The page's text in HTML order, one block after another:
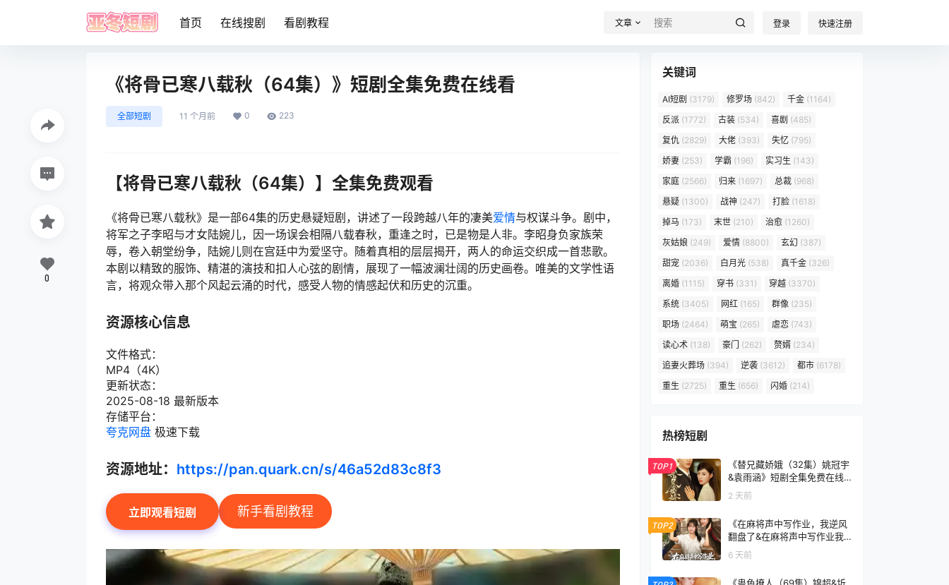
首页 在线搜剧 看剧教程 文章 登录 快速注册
《将骨已寒八载秋（64集）》短剧全集免费在线看
全部短剧 11 个月前 0 223
【将骨已寒八载秋（64集）】全集免费观看
《将骨已寒八载秋》是一部64集的历史悬疑短剧，讲述了一段跨越八年的凄美爱情与权谋斗争。剧中，
将军之子李昭与才女陆婉儿，因一场误会相隔八载春秋，重逢之时，已是物是人非。李昭身负家族荣
辱，卷入朝堂纷争，陆婉儿则在宫廷中为爱坚守。随着真相的层层揭开，两人的命运交织成一首悲歌。
本剧以精致的服饰、精湛的演技和扣人心弦的剧情，展现了一幅波澜壮阔的历史画卷。唯美的文学性语
言，将观众带入那个风起云涌的时代，感受人物的情感起伏和历史的沉重。
资源核心信息
文件格式：
MP4（4K）
更新状态：
2025-08-18 最新版本
存储平台：
夸克网盘 极速下载
资源地址： https://pan.quark.cn/s/46a52d83c8f3
立即观看短剧 新手看剧教程
0
关键词
AI短剧 (3179) 修罗场 (842) 千金 (1164)
反派 (1772) 古装 (534) 喜剧 (485)
复仇 (2829) 大佬 (393) 失忆 (795)
娇妻 (253) 学霸 (196) 实习生 (143)
家庭 (2566) 归来 (1697) 总裁 (968)
悬疑 (1300) 战神 (247) 打脸 (1618)
掉马 (173) 末世 (210) 治愈 (1260)
灰姑娘 (249) 爱情 (8800) 玄幻 (387)
甜宠 (2036) 白月光 (538) 真千金 (326)
离婚 (1115) 穿书 (331) 穿越 (3370)
系统 (3405) 网红 (165) 群像 (235)
职场 (2464) 萌宝 (265) 虐恋 (743)
读心术 (138) 豪门 (262) 赘婿 (234)
追妻火葬场 (394) 逆袭 (3612) 都市 (6178)
重生 (2725) 重生 (656) 闪婚 (214)
热榜短剧
TOP1
《替兄藏娇娥（32集）姚冠宇
&袁雨涵》短剧全集免费在线
看
2 天前
TOP2
《在麻将声中写作业，我逆风
翻盘了&在麻将声中写作业我
逆风翻盘了（60集）张颖菲＆
胡文乐》短剧全集免费在线看
6 天前